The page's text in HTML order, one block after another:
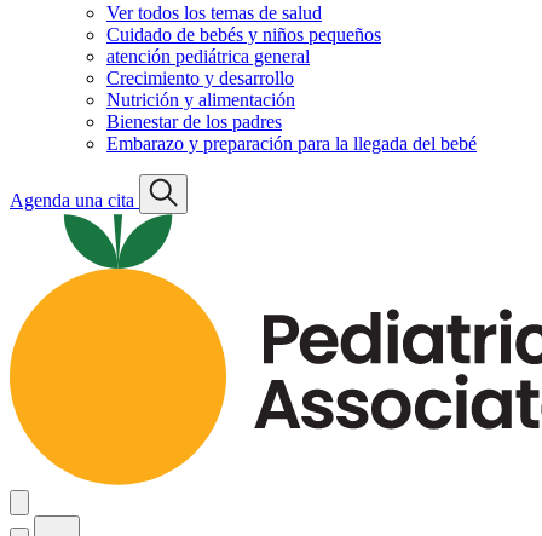
Ver todos los temas de salud
Cuidado de bebés y niños pequeños
atención pediátrica general
Crecimiento y desarrollo
Nutrición y alimentación
Bienestar de los padres
Embarazo y preparación para la llegada del bebé
Agenda una cita